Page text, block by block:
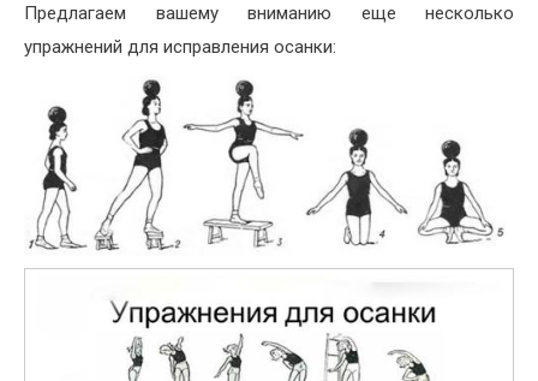
Предлагаем вашему вниманию еще несколько
упражнений для исправления осанки: